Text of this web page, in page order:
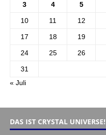
3 4 5
10 11 12
17 18 19
24 25 26
31
« Juli
DAS IST CRYSTAL UNIVERSE!